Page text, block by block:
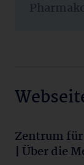
Zentrum
| Über die